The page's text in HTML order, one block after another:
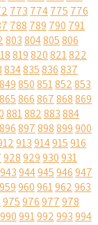
773 774775 776
788 789 790 791
803804805806
819820821822
834835836837
849850851852853
865866867868869
881882883884
896897898899900
913914915916
928929930931
943944945946947
959960961962963
975976977978
990991992993994